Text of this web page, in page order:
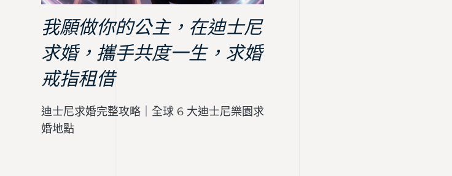
我願做你的公主，在迪士尼
求婚，攜手共度一生，求婚
戒指租借
迪士尼求婚完整攻略｜全球 6 大迪士尼樂園求
婚地點